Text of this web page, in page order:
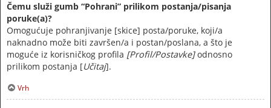
Čemu služi gumb “Pohrani” prilikom postanja/pisanja
poruke(a)?
Omogućuje pohranjivanje [skice] posta/poruke, koji/a
naknadno može biti završen/a i postan/poslana, a što je
moguće iz korisničkog profila [Profil/Postavke]odnosno
prilikom postanja [Učitaj].
Vrh